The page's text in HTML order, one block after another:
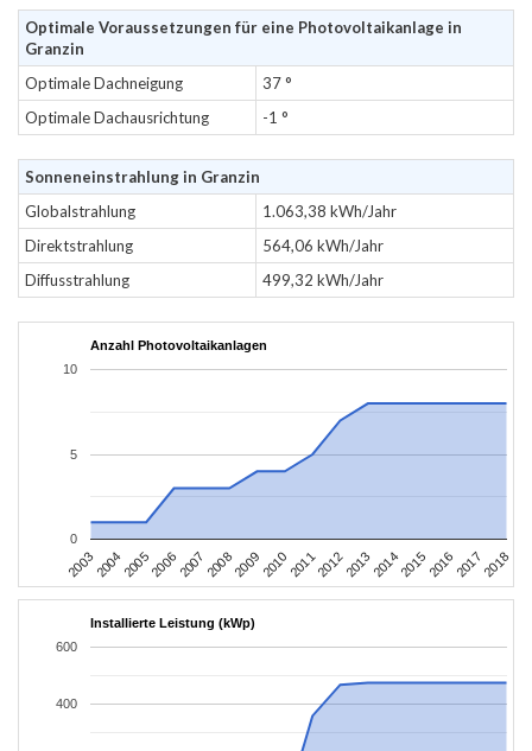
Optimale Voraussetzungen für eine Photovoltaikanlage in
Granzin
Optimale Dachneigung
37 °
Optimale Dachausrichtung
-1 °
Sonneneinstrahlung in Granzin
Globalstrahlung
1.063,38 kWh/Jahr
Direktstrahlung
564,06 kWh/Jahr
Diffusstrahlung
499,32 kWh/Jahr
Anzahl Photovoltaikanlagen
2003200420052006200720082009201020112012201320142015201620172018
0
5
10
Installierte Leistung (kWp)
400
600